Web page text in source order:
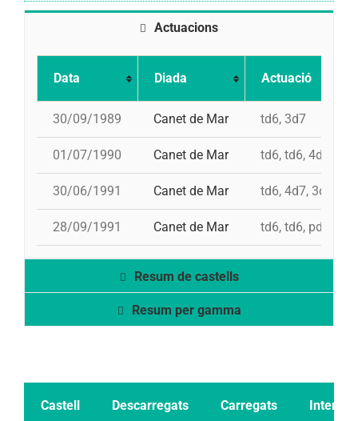
Actuacions
Data Diada Actuació
30/09/1989 Canet de Mar td6, 3d7
01/07/1990 Canet de Mar td6, td6, 4d7, 3d7
30/06/1991 Canet de Mar td6, 4d7, 3d7
28/09/1991 Canet de Mar td6, td6, pd5, 3d7
Resum de castells
Resum per gamma
Castell Descarregats Carregats Intents